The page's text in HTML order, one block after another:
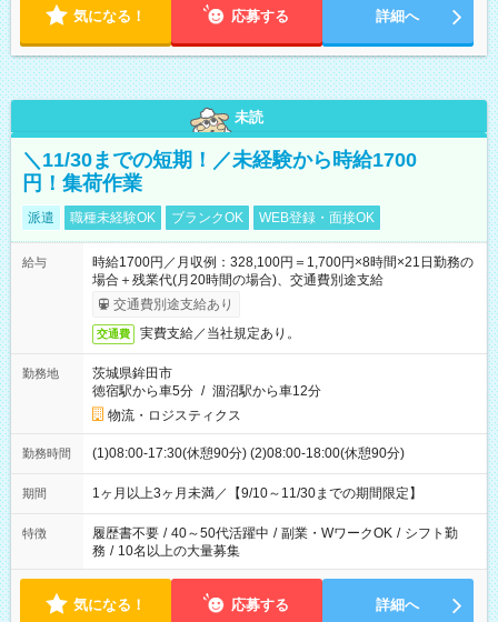
気になる！ 応募する 詳細へ
未読
＼11/30までの短期！／未経験から時給1700
円！集荷作業
派遣 職種未経験OK ブランクOK WEB登録・面接OK
給与
時給1700円／月収例：328,100円＝1,700円×8時間×21日勤務の
場合＋残業代(月20時間の場合)、交通費別途支給
交通費別途支給あり
交通費 実費支給／当社規定あり。
勤務地
茨城県鉾田市
徳宿駅から車5分 / 涸沼駅から車12分
物流・ロジスティクス
勤務時間 (1)08:00-17:30(休憩90分) (2)08:00-18:00(休憩90分)
期間 1ヶ月以上3ヶ月未満／【9/10～11/30までの期間限定】
特徴 履歴書不要 / 40～50代活躍中 / 副業・WワークOK / シフト勤
務 / 10名以上の大量募集
気になる！ 応募する 詳細へ